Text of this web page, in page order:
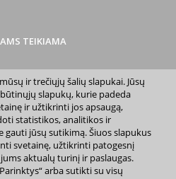
TEIKIAMA
ir trečiųjų šalių slapukai. Jūsų
slapukų, kurie padeda
ir užtikrinti jos apsaugą,
statistikos, analitikos ir
jūsų sutikimą. Šiuos slapukus
svetainę, užtikrinti patogesnį
aktualų turinį ir paslaugas.
arba sutikti su visų